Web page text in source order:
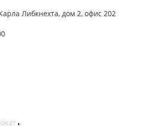
Либкнехта, дом 2, офис 202